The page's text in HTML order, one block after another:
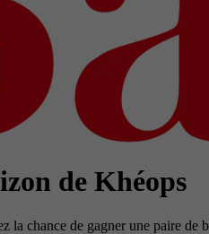
de Khéops
la chance de gagner une paire